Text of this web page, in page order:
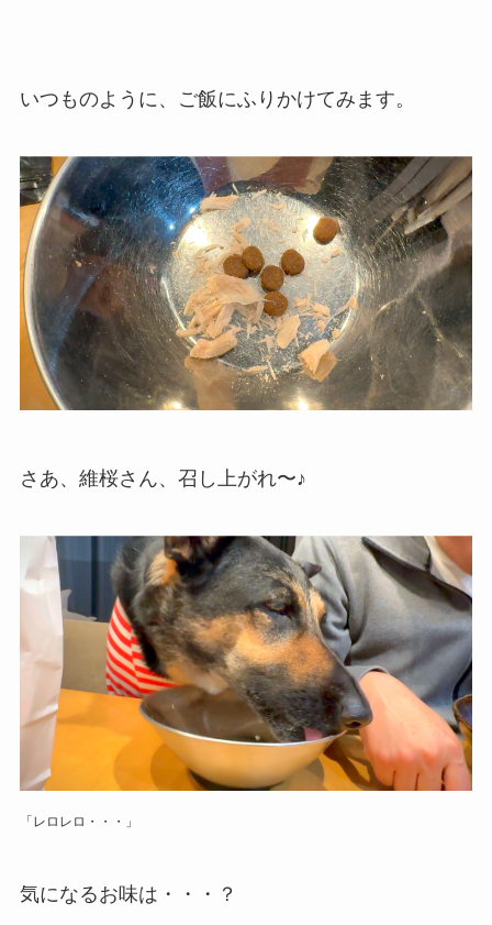
いつものように、ご飯にふりかけてみます。
さあ、維桜さん、召し上がれ〜♪
「レロレロ・・・」
気になるお味は・・・？